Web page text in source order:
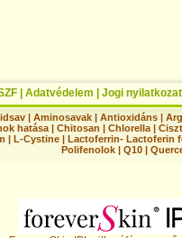
Adatvédelem Jogi nyilatkozat
|Aminosavak |Antioxidáns |
hatása | Chitosan | Chlorella |
| L-Cystine | Lactoferrin- Lactoferin
Polifenolok |Q10 |